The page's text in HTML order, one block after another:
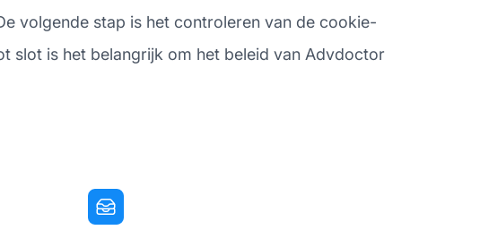
volgende stap is het controleren van de cookie-
slot is het belangrijk om het beleid van Advdoctor